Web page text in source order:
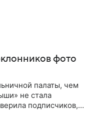
фото
палаты, чем
не стала
подписчиков,